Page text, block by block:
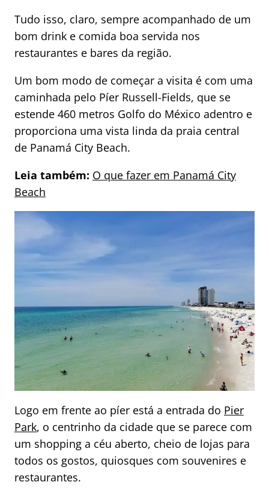
Tudo isso, claro, sempre acompanhado de um
bom drink e comida boa servida nos
restaurantes e bares da região.
Um bom modo de começar a visita é com uma
caminhada pelo Píer Russell-Fields, que se
estende 460 metros Golfo do México adentro e
proporciona uma vista linda da praia central
de Panamá City Beach.
Leia também: O que fazer em Panamá City
Beach
Logo em frente ao píer está a entrada do Pier
Park, o centrinho da cidade que se parece com
um shopping a céu aberto, cheio de lojas para
todos os gostos, quiosques com souvenires e
restaurantes.